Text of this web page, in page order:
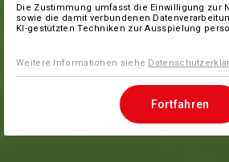
Die Zustimmung umfasst die Einwilligung zur
sowie die damit verbundenen
KI-gestützten Techniken zur Ausspielung
Weitere Informationen siehe
Fortfahren